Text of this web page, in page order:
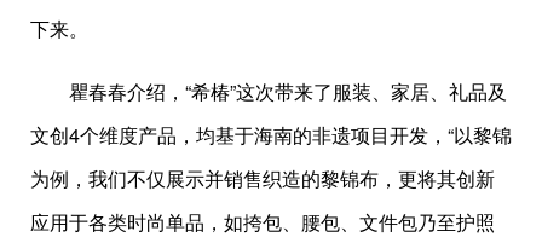
下来。
瞿春春介绍，“希椿”这次带来了服装、家居、礼品及
文创4个维度产品，均基于海南的非遗项目开发，“以黎锦
为例，我们不仅展示并销售织造的黎锦布，更将其创新
应用于各类时尚单品，如挎包、腰包、文件包乃至护照